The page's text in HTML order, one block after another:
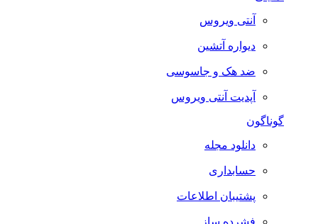
آنتی ویروس
دیواره آتشین
ضد هک و جاسوسی
آپدیت آنتی ویروس
گوناگون
دانلود مجله
حسابداری
پشتیبان اطلاعات
فشرده ساز